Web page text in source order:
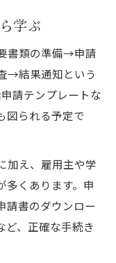
学ぶ
書類の準備→申請
→結果通知という
請テンプレートな
図られる予定で
加え、雇用主や学
多くあります。申
請書のダウンロー
ど、正確な手続き